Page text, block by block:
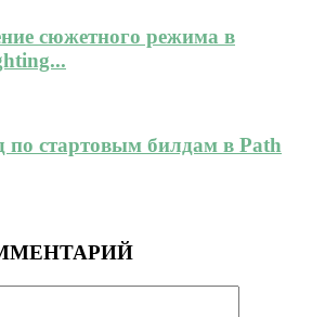
сюжетного режима в
по стартовым билдам в Path